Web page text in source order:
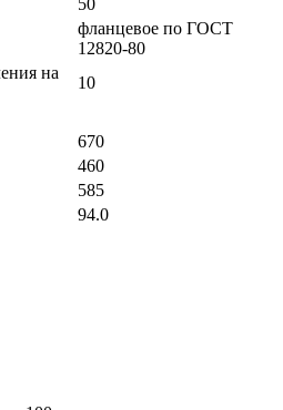
50
фланцевое по ГОСТ
12820-80
на
10
670
460
585
94.0